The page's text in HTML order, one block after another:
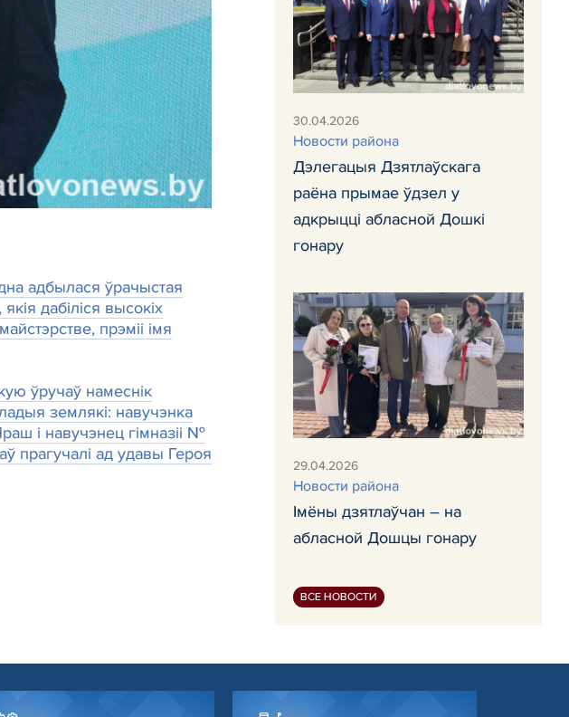
адбылася ўрачыстая
дабіліся высокіх
прэміі імя
ўручаў намеснік
землякі: навучэнка
і навучэнец гімназіі №
прагучалі ад удавы Героя
30.04.2026
Новости района
Дэлегацыя Дзятлаўскага
раёна прымае ўдзел у
адкрыцці абласной Дошкі
гонару
29.04.2026
Новости района
Імёны дзятлаўчан – на
абласной Дошцы гонару
ВСЕ НОВОСТИ